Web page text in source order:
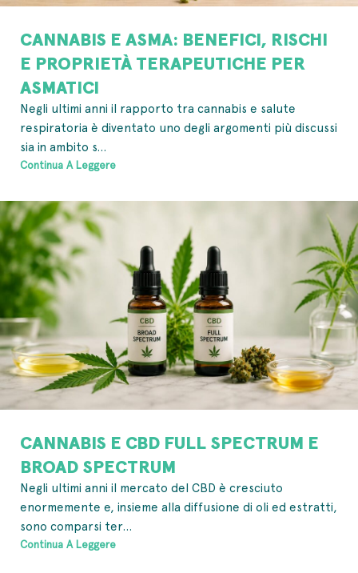
CANNABIS E ASMA: BENEFICI, RISCHI
E PROPRIETÀ TERAPEUTICHE PER
ASMATICI
Negli ultimi anni il rapporto tra cannabis e salute
respiratoria è diventato uno degli argomenti più discussi
sia in ambito s...
Continua A Leggere
CANNABIS E CBD FULL SPECTRUM E
BROAD SPECTRUM
Negli ultimi anni il mercato del CBD è cresciuto
enormemente e, insieme alla diffusione di oli ed estratti,
sono comparsi ter...
Continua A Leggere